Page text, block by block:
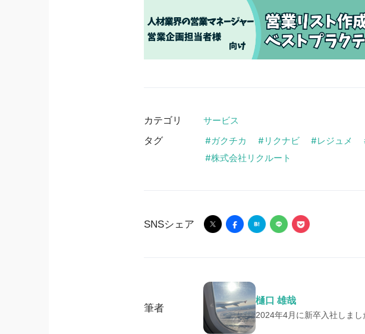
カテゴリ サービス
タグ ガクチカ リクナビ レジュメ
株式会社リクルート
SNSシェア
筆者
樋口 雄哉
2024年4月に新卒入社しま